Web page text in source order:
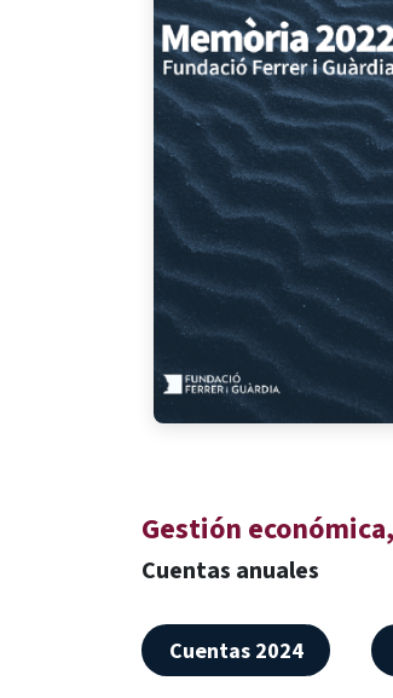
Gestión económica,
Cuentas anuales
Cuentas 2024